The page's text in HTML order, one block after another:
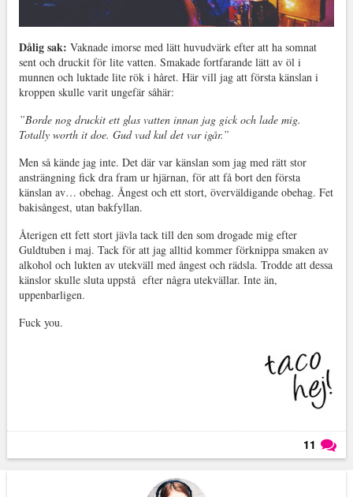
Dålig sak: Vaknade imorse med lätt huvudvärk efter att ha somnat
sent och druckit för lite vatten. Smakade fortfarande lätt av öl i
munnen och luktade lite rök i håret. Här vill jag att första känslan i
kroppen skulle varit ungefär såhär:
”Borde nog druckit ett glas vatten innan jag gick och lade mig.
Totally worth it doe. Gud vad kul det var igår.”
Men så kände jag inte. Det där var känslan som jag med rätt stor
ansträngning fick dra fram ur hjärnan, för att få bort den första
känslan av… obehag. Ångest och ett stort, överväldigande obehag. Fet
bakisångest, utan bakfyllan.
Återigen ett fett stort jävla tack till den som drogade mig efter
Guldtuben i maj. Tack för att jag alltid kommer förknippa smaken av
alkohol och lukten av utekväll med ångest och rädsla. Trodde att dessa
känslor skulle sluta uppstå efter några utekvällar. Inte än,
uppenbarligen.
Fuck you.
11